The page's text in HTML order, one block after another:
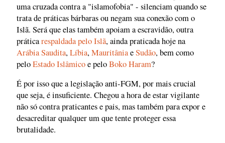
uma cruzada contra a "islamofobia" - silenciam quando se
trata de práticas bárbaras ou negam sua conexão com o
Islã. Será que elas também apoiam a escravidão, outra
práticarespaldada pelo Islã, ainda praticada hoje na
Arábia Saudita,Líbia,MauritâniaeSudão, bem como
peloEstado Islâmicoe peloBoko Haram?
É por isso que a legislação anti-FGM, por mais crucial
que seja, é insuficiente. Chegou a hora de estar vigilante
não só contra praticantes e pais, mas também para expor e
desacreditar qualquer um que tente proteger essa
brutalidade.